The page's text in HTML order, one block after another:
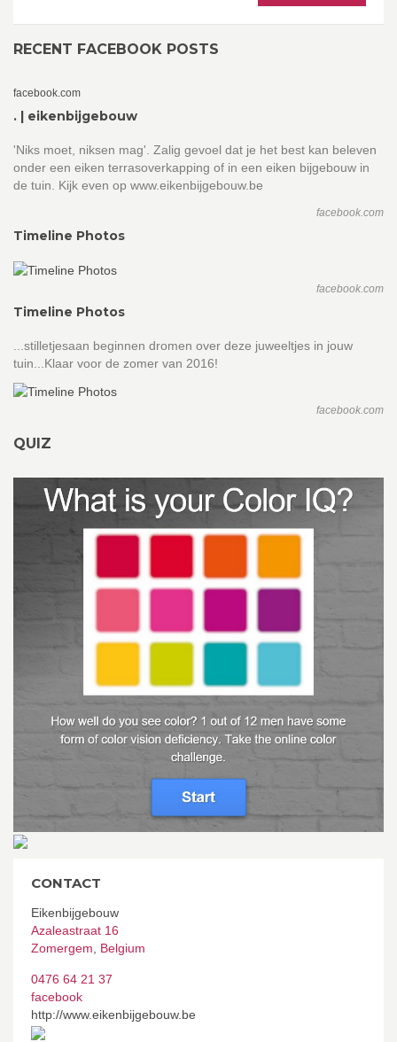
RECENT FACEBOOK POSTS
facebook.com
. | eikenbijgebouw
'Niks moet, niksen mag'. Zalig gevoel dat je het best kan beleven
onder een eiken terrasoverkapping of in een eiken bijgebouw in
de tuin. Kijk even op www.eikenbijgebouw.be
facebook.com
Timeline Photos
facebook.com
Timeline Photos
...stilletjesaan beginnen dromen over deze juweeltjes in jouw
tuin...Klaar voor de zomer van 2016!
facebook.com
QUIZ
CONTACT
Eikenbijgebouw
Azaleastraat 16
Zomergem
Belgium
0476 64 21 37
facebook
http://www.eikenbijgebouw.be